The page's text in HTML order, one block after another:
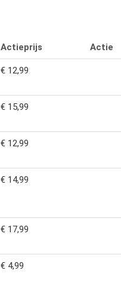
Actieprijs Actie
€ 12,99
€ 15,99
€ 12,99
€ 14,99
€ 17,99
€ 4,99